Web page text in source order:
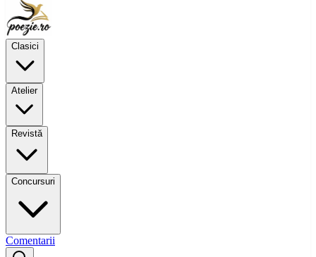
Clasici
Atelier
Revistă
Concursuri
Comentarii